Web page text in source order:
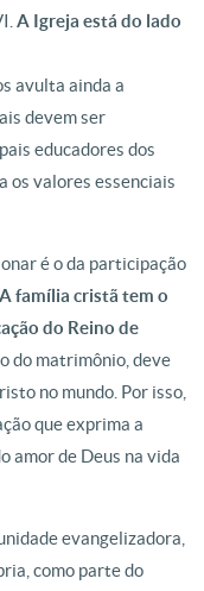
A Igreja está do lado
avulta ainda a
devem ser
educadores dos
os valores essenciais
é o da participação
A família cristã tem o
do Reino de
do matrimônio, deve
no mundo. Por isso,
que exprima a
amor de Deus na vida
evangelizadora,
como parte do